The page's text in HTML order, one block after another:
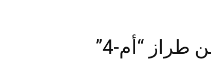
البيت الأبيض يوافق على بيع 20 ألف بندقية هجومية من طراز “أم-4”